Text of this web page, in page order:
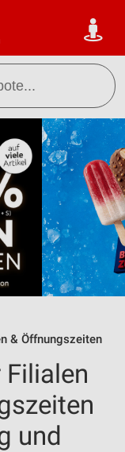
& Öffnungszeiten
und